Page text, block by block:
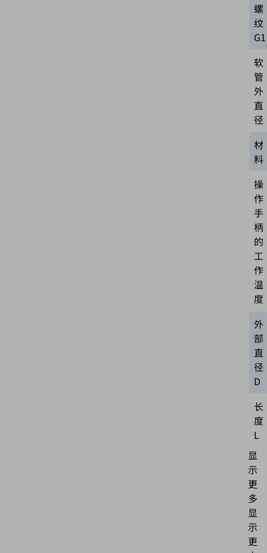
螺
纹
G1
软
管
外
直
径
材
料
操
作
手
柄
的
工
作
温
度
外
部
直
径
D
长
度
L
显
示
更
多
显
示
更